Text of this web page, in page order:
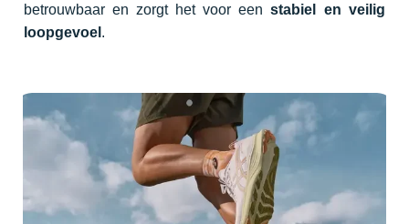
betrouwbaar en zorgt het voor een stabiel en veilig
loopgevoel .